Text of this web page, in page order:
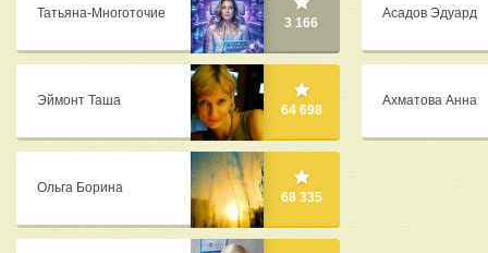
Татьяна-Многоточие
3 166
Эймонт Таша
64 698
Ольга Борина
68 335
Асадов Эдуард
Ахматова Анна